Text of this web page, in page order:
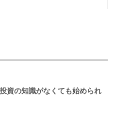
資の知識がなくても始められ